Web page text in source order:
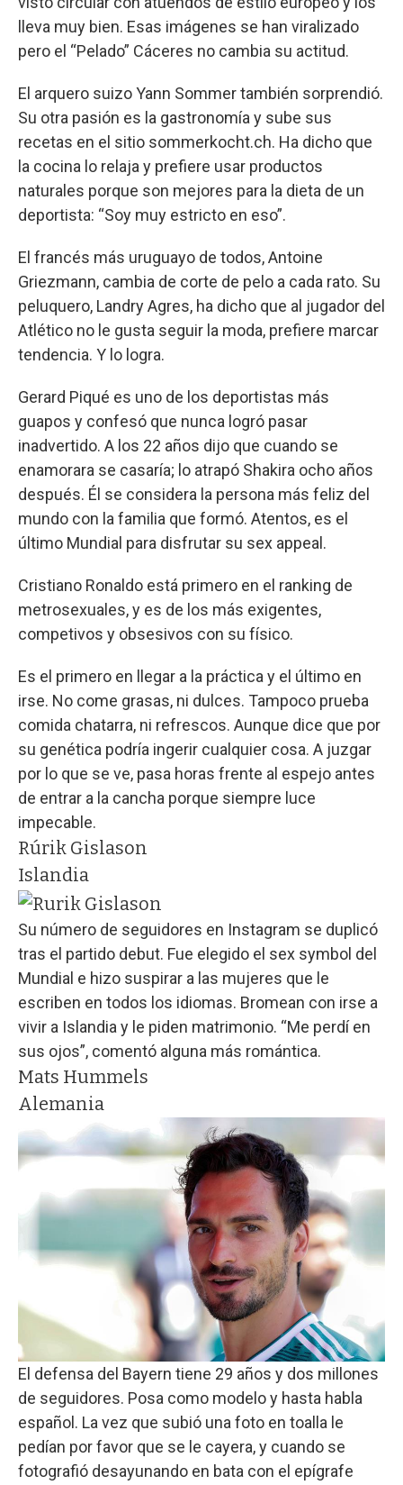
lleva muy bien. Esas imágenes se han viralizado
pero el “Pelado” Cáceres no cambia su actitud.
El arquero suizo Yann Sommer también sorprendió.
Su otra pasión es la gastronomía y sube sus
recetas en el sitio sommerkocht.ch. Ha dicho que
la cocina lo relaja y prefiere usar productos
naturales porque son mejores para la dieta de un
deportista: “Soy muy estricto en eso”.
El francés más uruguayo de todos, Antoine
Griezmann, cambia de corte de pelo a cada rato. Su
peluquero, Landry Agres, ha dicho que al jugador del
Atlético no le gusta seguir la moda, prefiere marcar
tendencia. Y lo logra.
Gerard Piqué es uno de los deportistas más
guapos y confesó que nunca logró pasar
inadvertido. A los 22 años dijo que cuando se
enamorara se casaría; lo atrapó Shakira ocho años
después. Él se considera la persona más feliz del
mundo con la familia que formó. Atentos, es el
último Mundial para disfrutar su sex appeal.
Cristiano Ronaldo está primero en el ranking de
metrosexuales, y es de los más exigentes,
competivos y obsesivos con su físico.
Es el primero en llegar a la práctica y el último en
irse. No come grasas, ni dulces. Tampoco prueba
comida chatarra, ni refrescos. Aunque dice que por
su genética podría ingerir cualquier cosa. A juzgar
por lo que se ve, pasa horas frente al espejo antes
de entrar a la cancha porque siempre luce
impecable.
Rúrik Gislason
Islandia
Su número de seguidores en Instagram se duplicó
tras el partido debut. Fue elegido el sex symbol del
Mundial e hizo suspirar a las mujeres que le
escriben en todos los idiomas. Bromean con irse a
vivir a Islandia y le piden matrimonio. “Me perdí en
sus ojos”, comentó alguna más romántica.
Mats Hummels
Alemania
El defensa del Bayern tiene 29 años y dos millones
de seguidores. Posa como modelo y hasta habla
español. La vez que subió una foto en toalla le
pedían por favor que se le cayera, y cuando se
fotografió desayunando en bata con el epígrafe